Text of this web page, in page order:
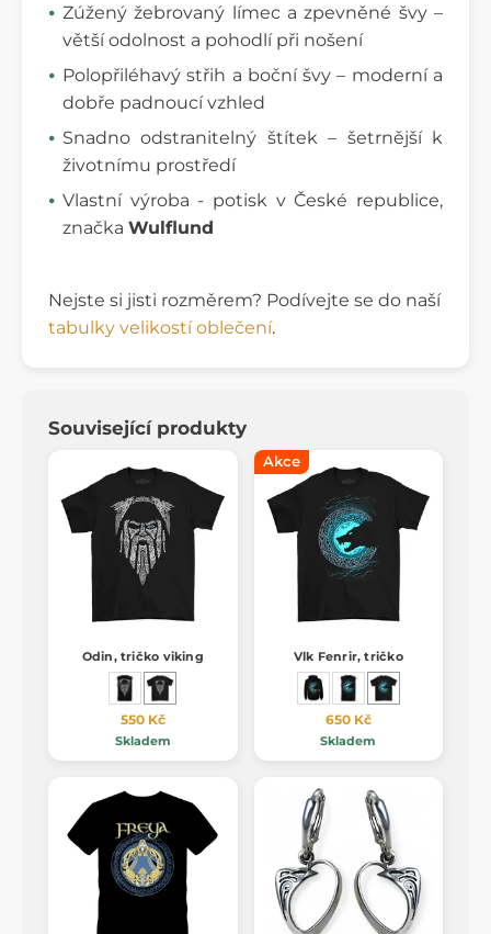
Zúžený žebrovaný límec a zpevněné švy –
větší odolnost a pohodlí při nošení
Polopřiléhavý střih a boční švy – moderní a
dobře padnoucí vzhled
Snadno odstranitelný štítek – šetrnější k
životnímu prostředí
Vlastní výroba - potisk v České republice,
značka Wulflund
Nejste si jisti rozměrem? Podívejte se do naší
tabulky velikostí oblečení.
Související produkty
Odin, tričko viking
550 Kč
Skladem
Akce
Vlk Fenrir, tričko
650 Kč
Skladem